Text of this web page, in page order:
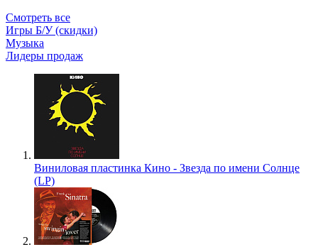
Смотреть все
Игры Б/У (скидки)
Музыка
Лидеры продаж
Виниловая пластинка Кино - Звезда по имени Солнце
(LP)